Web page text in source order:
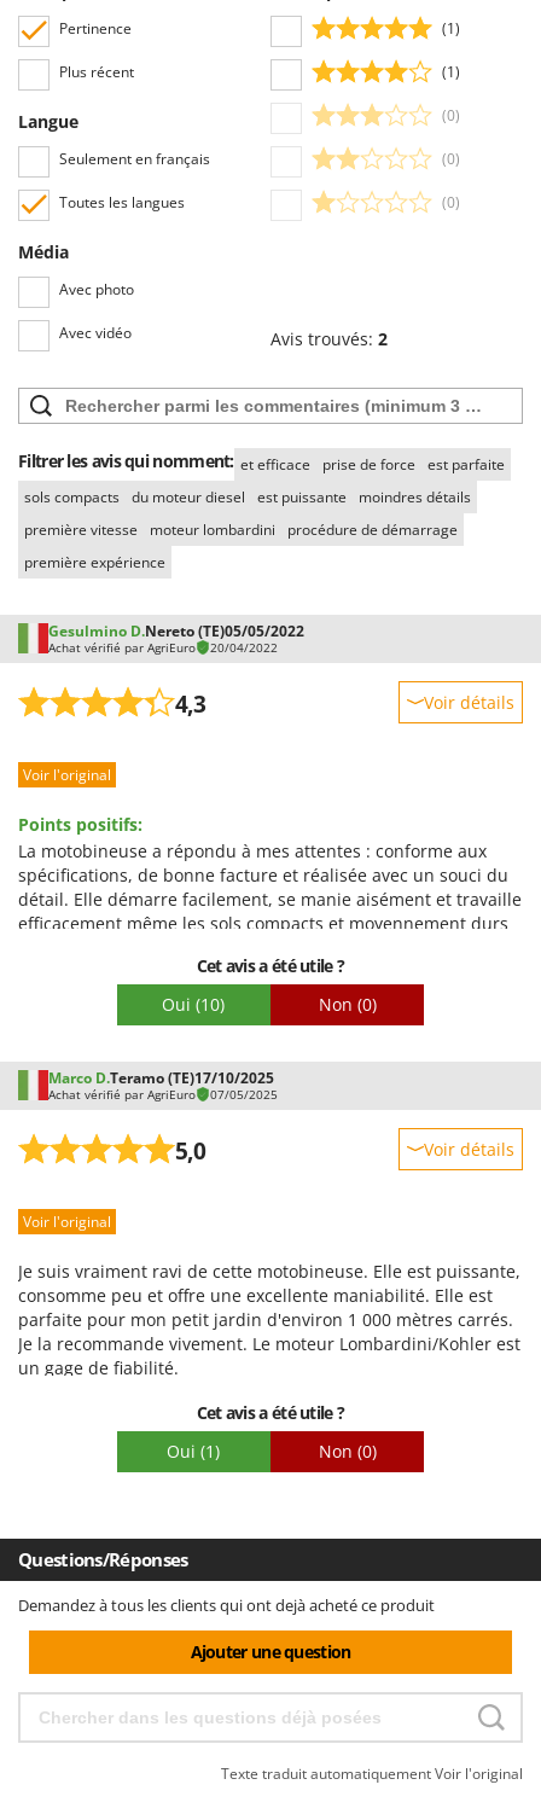
Manche réglable latéralement
Manche(s) repliable(s)/démontable(s)
expressions ou mots inappropriés, ou qui ne respectent pas le traitement
des données personnelles.
Tous les commentaires, qu’ils soient positifs ou négatifs, peuvent être
consultés rapidement par nos visiteurs, grâce également aux filtres qui
permettent une sélection rapide, comme par exemple celui permettant de
choisir entre avis positifs et négatifs.
Pertinence
Plus récent
Langue
Seulement en français
Toutes les langues
Média
Avec photo
Avec vidéo
(1)
(1)
(0)
(0)
(0)
Avis trouvés: 2
Filtrer les avis qui nomment: et efficace prise de force
est parfaite
sols compacts du moteur diesel est puissante
moindres détails
première vitesse
moteur lombardini
procédure de démarrage
première expérience
Gesulmino D.Nereto (TE)05/05/2022
Achat vérifié par AgriEuro 20/04/2022
4,3 Voir détails
Prestations
Qualité / Prix
Facilité de montage
Emballage
Voir l'original
Points positifs:
La motobineuse a répondu à mes attentes : conforme aux
spécifications, de bonne facture et réalisée avec un souci du
détail. Elle démarre facilement, se manie aisément et travaille
efficacement même les sols compacts et moyennement durs
de direction sont un peu lents, car il faut utiliser à la fois la
prise de force et l'inverseur. La fraise fournie est excellente ;
en première vitesse et à mi-régime, elle émiette très bien le
Points négatifs:
Le manuel d'utilisation est difficile à lire, car il est structuré
pour différents types de motobineuses et rédigé dans
différentes langues. De plus, la procédure de démarrage du
moteur diesel n'y est pas correctement décrite. Après une
en ligne. Un manuel spécifique à la motobineuse que j'ai
Cet avis a été utile ?
Oui (10) Non (0)
Marco D.Teramo (TE)17/10/2025
Achat vérifié par AgriEuro 07/05/2025
5,0 Voir détails
Prestations
Qualité / Prix
Facilité de montage
Emballage
Voir l'original
Je suis vraiment ravi de cette motobineuse. Elle est puissante,
consomme peu et offre une excellente maniabilité. Elle est
parfaite pour mon petit jardin d'environ 1 000 mètres carrés.
Je la recommande vivement. Le moteur Lombardini/Kohler est
un gage de fiabilité.
Cet avis a été utile ?
Oui (1) Non (0)
Questions/Réponses
Demandez à tous les clients qui ont dejà acheté ce produit
Ajouter une question
Texte traduit automatiquementVoir l'original